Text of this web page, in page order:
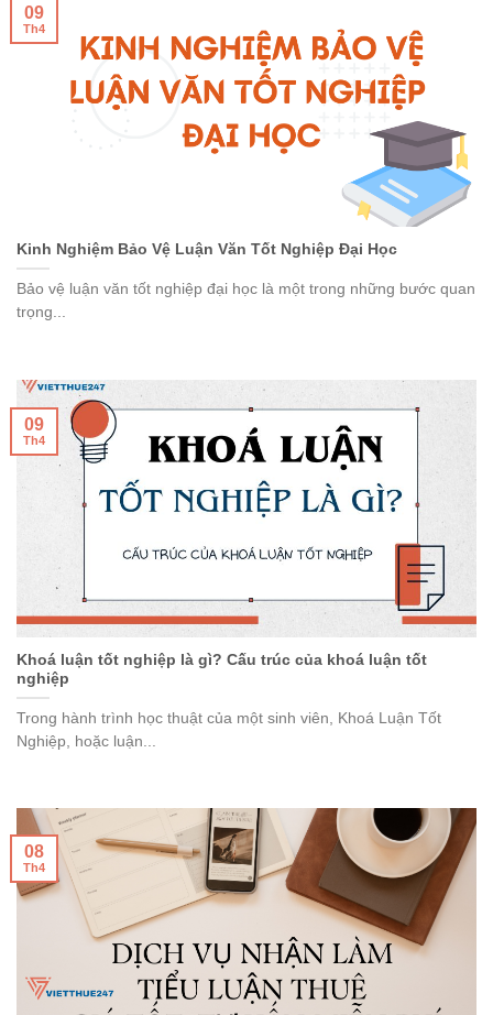
Kinh Nghiệm Bảo Vệ Luận Văn Tốt Nghiệp Đại Học
Bảo vệ luận văn tốt nghiệp đại học là một trong những bước quan
trọng...
09
Th4
Khoá luận tốt nghiệp là gì? Cấu trúc của khoá luận tốt
nghiệp
Trong hành trình học thuật của một sinh viên, Khoá Luận Tốt
Nghiệp, hoặc luận...
09
Th4
08
Th4